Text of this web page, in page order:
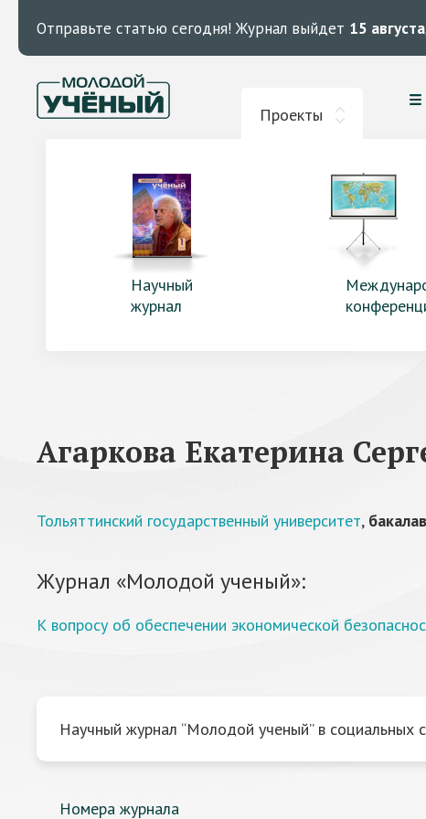
Отправьте статью сегодня! Журнал выйдет 15 августа
Проекты
Научный
журнал
Агаркова Екатерина
Тольяттинский государственный университет,
Журнал «Молодой ученый»:
К вопросу об обеспечении экономической
Научный журнал “Молодой ученый” в социальных
Номера журнала